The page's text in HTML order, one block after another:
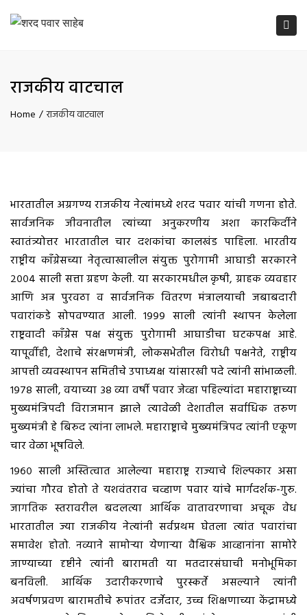
राजकीय वाटचाल
Home राजकीय वाटचाल
भारतातील अग्रगण्य राजकीय नेत्यांमध्ये शरद पवार यांची गणना होते.
सार्वजनिक जीवनातील त्यांच्या अनुकरणीय अशा कारकिर्दीने
स्वातंत्र्योत्तर भारतातील चार दशकांचा कालखंड पाहिला. भारतीय
राष्ट्रीय कॉंग्रेसच्या नेतृत्वाखालील संयुक्त पुरोगामी आघाडी सरकारने
२००४ साली सत्ता ग्रहण केली. या सरकारमधील कृषी, ग्राहक व्यवहार
आणि अन्न पुरवठा व सार्वजनिक वितरण मंत्रालयाची जबाबदारी
पवारांकडे सोपवण्यात आली. १९९९ साली त्यांनी स्थापन केलेला
राष्ट्रवादी कॉंग्रेस पक्ष संयुक्त पुरोगामी आघाडीचा घटकपक्ष आहे.
यापूर्वीही, देशाचे संरक्षणमंत्री, लोकसभेतील विरोधी पक्षनेते, राष्ट्रीय
आपत्ती व्यवस्थापन समितीचे उपाध्यक्ष यांसारखी पदे त्यांनी सांभाळली.
१९७८ साली, वयाच्या ३८ व्या वर्षी पवार जेव्हा पहिल्यांदा महाराष्ट्राच्या
मुख्यमंत्रिपदी विराजमान झाले त्यावेळी देशातील सर्वाधिक तरुण
मुख्यमंत्री हे बिरुद त्यांना लाभले. महाराष्ट्राचे मुख्यमंत्रिपद त्यांनी एकूण
चार वेळा भूषविले.
१९६० साली अस्तित्वात आलेल्या महाराष्ट्र राज्याचे शिल्पकार असा
ज्यांचा गौरव होतो ते यशवंतराव चव्हाण पवार यांचे मार्गदर्शक-गुरु.
जागतिक स्तरावरील बदलत्या आर्थिक वातावरणाचा अचूक वेध
भारतातील ज्या राजकीय नेत्यांनी सर्वप्रथम घेतला त्यांत पवारांचा
समावेश होतो. नव्याने सामोर्‍या येणाऱ्या वैश्विक आव्हानांना सामोरे
जाण्याच्या दृष्टीने त्यांनी बारामती या मतदारसंघाची मनोभूमिका
बनविली. आर्थिक उदारीकरणाचे पुरस्कर्ते असल्याने त्यांनी
अवर्षणप्रवण बारामतीचे रूपांतर दर्जेदार, उच्च शिक्षणाच्या केंद्रामध्ये